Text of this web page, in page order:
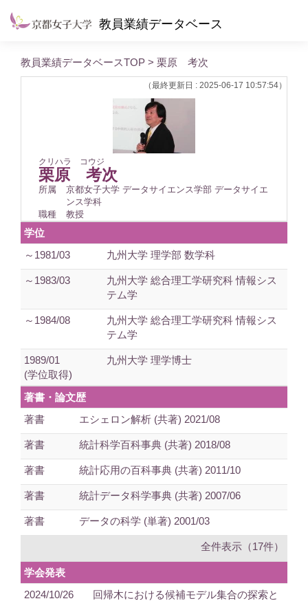
教員業績データベース
教員業績データベースTOP > 栗原 考次
（最終更新日 : 2025-06-17 10:57:54）
クリハラ コウジ
栗原 考次
所属
京都女子大学 データサイエンス学部 データサイエ
ンス学科
職種
教授
学位
～1981/03
九州大学 理学部 数学科
～1983/03
九州大学 総合理工学研究科 情報シス
テム学
～1984/08
九州大学 総合理工学研究科 情報シス
テム学
1989/01
(学位取得)
九州大学 理学博士
著書・論文歴
著書
エシェロン解析 (共著) 2021/08
著書 統計科学百科事典 (共著) 2018/08
著書 統計応用の百科事典 (共著) 2011/10
著書 統計データ科学事典 (共著) 2007/06
著書 データの科学 (単著) 2001/03
全件表示（17件）
学会発表
2024/10/26
回帰木における候補モデル集合の探索と